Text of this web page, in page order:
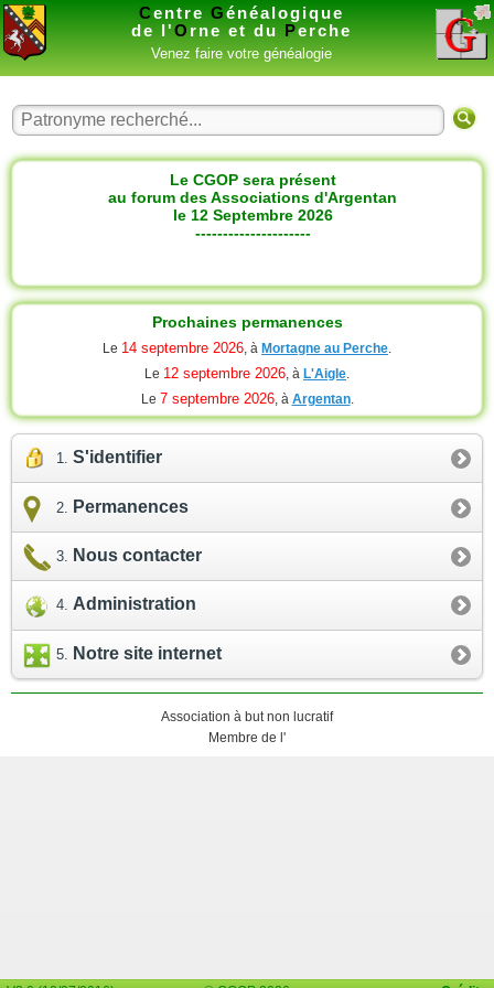
Centre Généalogique
de l'O rne et du Perche
Venez faire votre généalogie
Le CGOP sera présent
au forum des Associations d'Argentan
le 12 Septembre 2026
---------------------
Prochaines permanences
Le 14 septembre 2026, à Mortagne au Perche.
Le 12 septembre 2026, à L'Aigle.
Le 7 septembre 2026, à Argentan.
S'identifier
Permanences
Nous contacter
Administration
Notre site internet
Association à but non lucratif
Membre de l'